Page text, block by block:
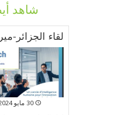
شاهد
لقاء الجزائر-
30 مايو 2024